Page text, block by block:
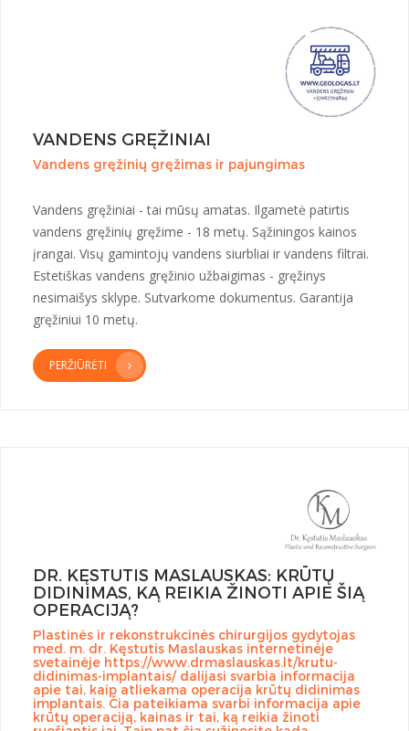
VANDENS GRĘŽINIAI
Vandens gręžinių gręžimas ir pajungimas
Vandens gręžiniai - tai mūsų amatas. Ilgametė patirtis
vandens gręžinių gręžime - 18 metų. Sąžiningos kainos
įrangai. Visų gamintojų vandens siurbliai ir vandens filtrai.
Estetiškas vandens gręžinio užbaigimas - gręžinys
nesimaišys sklype. Sutvarkome dokumentus. Garantija
gręžiniui 10 metų.
PERŽIŪRĖTI
DR. KĘSTUTIS MASLAUSKAS: KRŪTŲ
DIDINIMAS, KĄ REIKIA ŽINOTI APIE ŠIĄ
OPERACIJĄ?
Plastinės ir rekonstrukcinės chirurgijos gydytojas
med. m. dr. Kęstutis Maslauskas internetinėje
svetainėje https://www.drmaslauskas.lt/krutu-
didinimas-implantais/ dalijasi svarbia informacija
apie tai, kaip atliekama operacija krūtų didinimas
implantais. Čia pateikiama svarbi informacija apie
krūtų operaciją, kainas ir tai, ką reikia žinoti